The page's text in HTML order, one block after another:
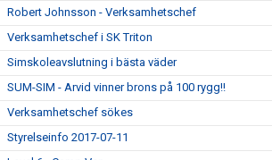
Robert Johnsson - Verksamhetschef
Verksamhetschef i SK Triton
Simskoleavslutning i bästa väder
SUM-SIM - Arvid vinner brons på 100 rygg!!
Verksamhetschef sökes
Styrelseinfo 2017-07-11